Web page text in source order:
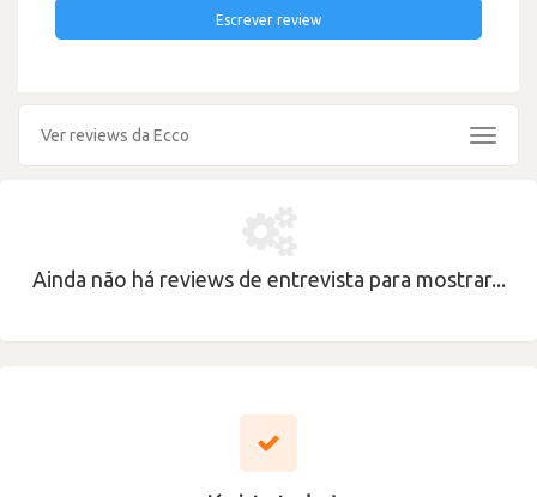
Escrever review
Ver reviews da Ecco
Toggle
Ainda não há reviews de entrevista para mostrar...